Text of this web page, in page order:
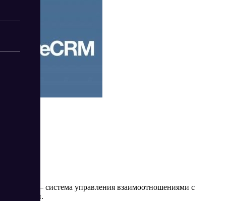
WireCRM – система управления взаимоотношениями с
клиентами.